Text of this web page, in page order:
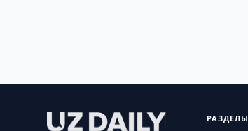
РАЗДЕЛЫ